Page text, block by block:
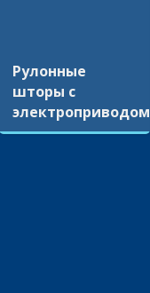
Рулонные
шторы с
электроприводом